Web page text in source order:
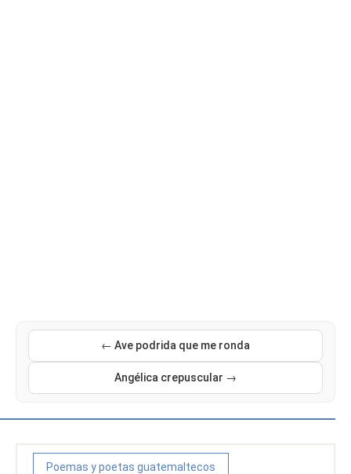
← Ave podrida que me ronda
Angélica crepuscular →
Poemas y poetas guatemaltecos